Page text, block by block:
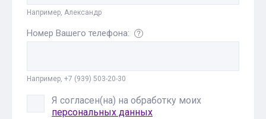
Например, Александр
Номер Вашего телефона:
Например, +7 (939) 503-20-30
Я согласен(на) на обработку моих
персональных данных